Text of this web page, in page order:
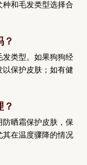
和毛发类型选择合
？
发类型。如果狗狗经
保护皮肤；如有健
？
晒霜保护皮肤，保
其在温度骤降的情况